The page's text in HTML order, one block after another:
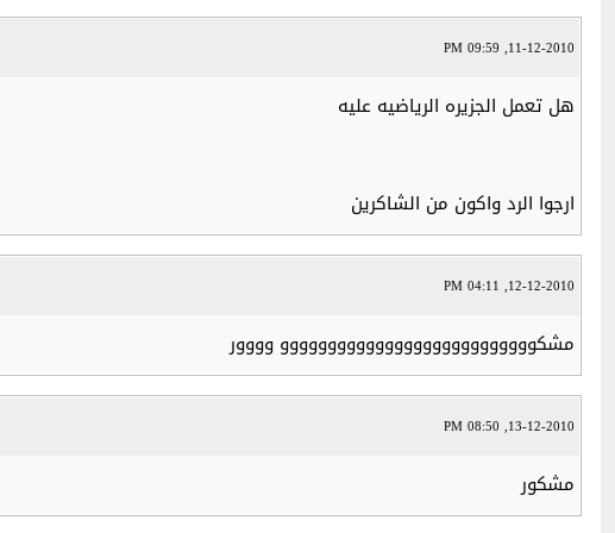
11-12-2010, 09:59 PM
هل تعمل الجزيره الرياضيه عليه
ارجوا الرد واكون من الشاكرين
12-12-2010, 04:11 PM
مشكووووووووووووووووووووووووووو وووور
13-12-2010, 08:50 PM
مشكور